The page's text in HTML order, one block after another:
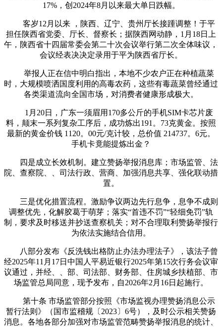
17%，创2024年8月以来最大单日跌幅。
客岁12月以来 ，陕西、辽宁、贵州厅长接踵调整！于平
担任陕西省党委、厅长、督察长；据陕西网动静，1月18日上
午，陕西省十四届常委会第二十次会议举行第二次全体味议，
会议经表决决定录用于平为陕西省厅长。
举报人正在信中明白指出，本地不少农户正在种植蔬菜
时，大规模喷洒国度利用的高毒农药，这些有毒蔬菜曾经通过
各类渠道流向全国市场，对消费者健康形成极大。
1月20日，广东一须眉用170多公斤的手机SIM卡芯片废
料，颠末一系列复杂工序后，成功炼出191。73克黄金。按照
最新的黄金价钱 1120。00元/克计较，总价值 214737。6元。
手机卡竟能提炼出金？
四是成立长效机制。建立赞扬举报消息库；市场监管、法
院、查察院、、司法行政、营商、加强消息共享、强化联动措
置。
三是优化措置流程。激励争议两边先行息争，息争不成则
调整优先，化解胶葛于萌芽；落实“首违不罚”“轻细免罚”轨
制，要求及时移送并抄送查察机关；对不合理取利赞扬举报行
为依法实施结合信用。
八部分发布《反洗钱出格防止办法办理法子》，该法子曾
经2025年11月17日中国人平易近银行2025年第15次行务会议审
议通过，并经、、部、司法部、财务部、住房城乡扶植部、市
场监管总局同意，现予发布，自2026年2月16日起施行。
第十条 市场监管部分按照《市场监视办理赞扬消息公示
暂行法则》（国市监稽规〔2023〕6号），及时公示相关赞扬
消息。各地各部分加强对市场监管范畴赞扬举报消息的统计、